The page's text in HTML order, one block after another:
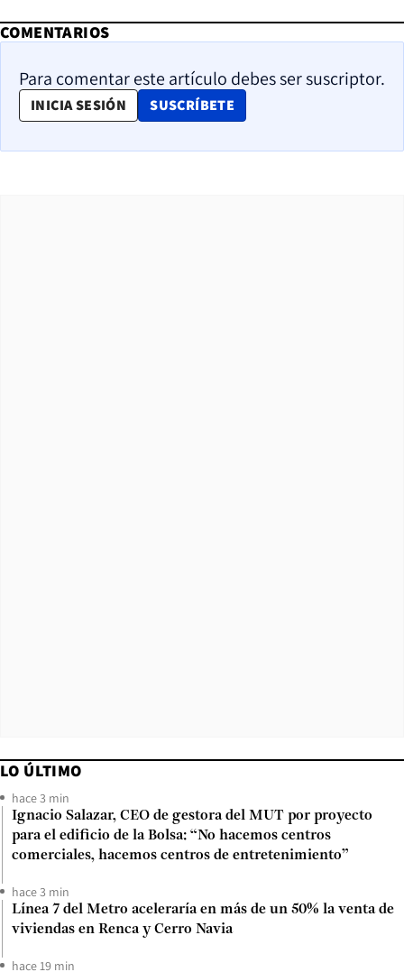
COMENTARIOS
Para comentar este artículo debes ser suscriptor.
INICIA SESIÓN SUSCRÍBETE
OPENS IN NEW WINDOW
LO ÚLTIMO
hace 3 min
Ignacio Salazar, CEO de gestora del MUT por proyecto
para el edificio de la Bolsa: “No hacemos centros
comerciales, hacemos centros de entretenimiento”
hace 3 min
Línea 7 del Metro aceleraría en más de un 50% la venta de
viviendas en Renca y Cerro Navia
hace 19 min